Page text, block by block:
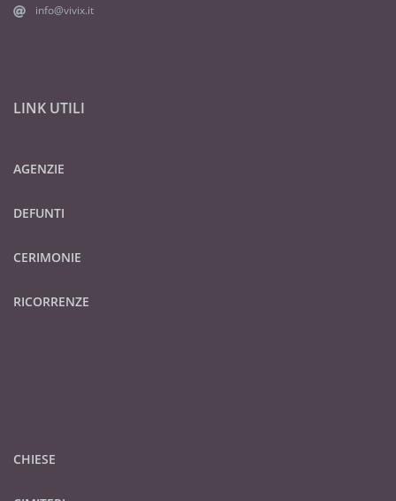
info@vivix.it
LINK UTILI
AGENZIE
DEFUNTI
CERIMONIE
RICORRENZE
CHIESE